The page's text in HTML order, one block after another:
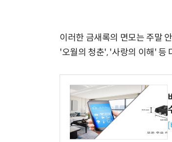
이러한 금새록의 면모는 주말
'오월의 청춘', '사랑의 이해' 등